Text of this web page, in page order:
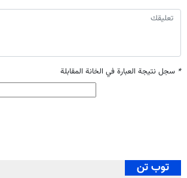
* سجل نتيجة العبارة في الخانة المقابلة
توب تن